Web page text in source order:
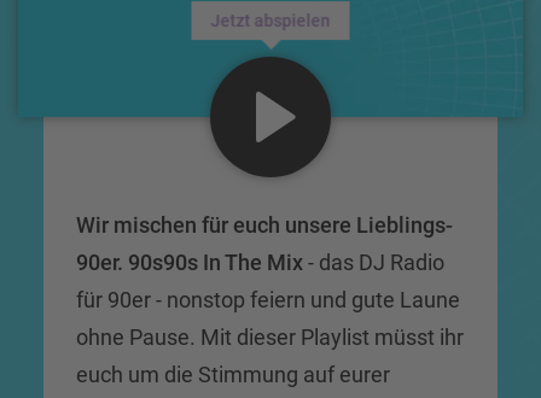
Jetzt abspielen
Wir mischen für euch unsere Lieblings-
90er. 90s90s In The Mix- das DJ Radio
für 90er - nonstop feiern und gute Laune
ohne Pause. Mit dieser Playlist müsst ihr
euch um die Stimmung auf eurer